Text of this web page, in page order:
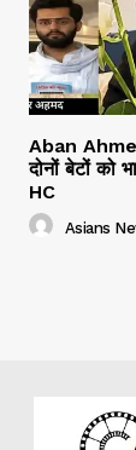
Aban
दोनों बेटों को
HC
Asians